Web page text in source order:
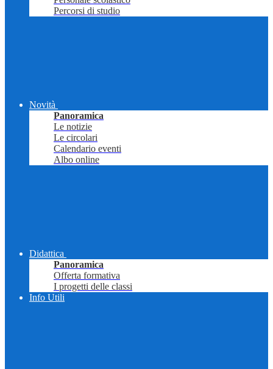
Percorsi di studio
Novità
Panoramica
Le notizie
Le circolari
Calendario eventi
Albo online
Didattica
Panoramica
Offerta formativa
I progetti delle classi
Info Utili